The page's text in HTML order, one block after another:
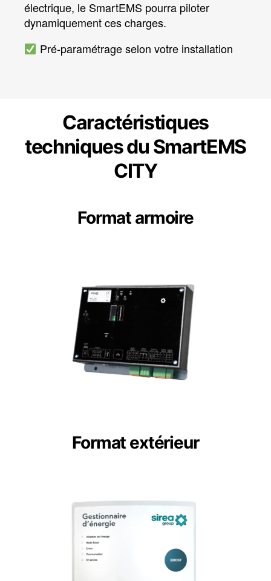
électrique, le SmartEMS pourra piloter
dynamiquement ces charges.
Pré-paramétrage selon votre installation
Caractéristiques
techniques du SmartEMS
CITY
Format armoire
Format extérieur